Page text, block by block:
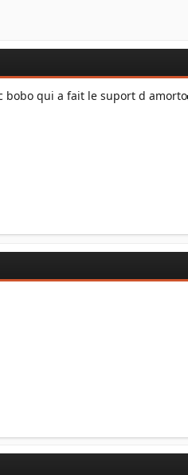
bobo qui a fait le suport d amorto